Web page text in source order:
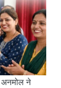
अनमोल ने